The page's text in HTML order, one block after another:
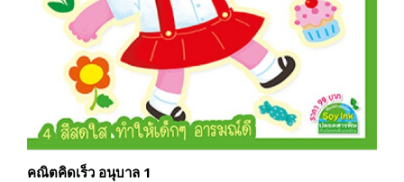
คณิตคิดเร็ว อนุบาล 1